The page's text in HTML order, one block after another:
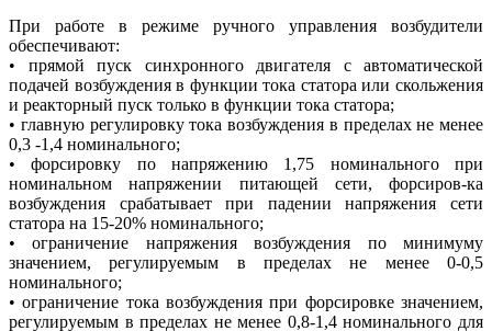
При работе в режиме ручного управления возбудители
обеспечивают:
• прямой пуск синхронного двигателя с автоматической
подачей возбуждения в функции тока статора или скольжения
и реакторный пуск только в функции тока статора;
• главную регулировку тока возбуждения в пределах не менее
0,3 -1,4 номинального;
• форсировку по напряжению 1,75 номинального при
номинальном напряжении питающей сети, форсиров-ка
возбуждения срабатывает при падении напряжения сети
статора на 15-20% номинального;
• ограничение напряжения возбуждения по минимуму
значением, регулируемым в пределах не менее 0-0,5
номинального;
• ограничение тока возбуждения при форсировке значением,
регулируемым в пределах не менее 0,8-1,4 номинального для